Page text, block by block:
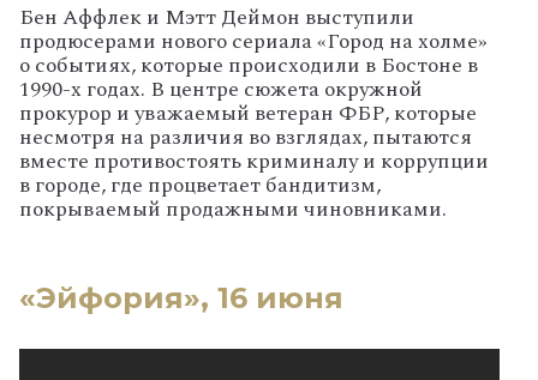
Бен Аффлек и Мэтт Деймон выступили
продюсерами нового сериала «Город на холме»
о событиях, которые происходили в Бостоне в
1990-х годах. В центре сюжета окружной
прокурор и уважаемый ветеран ФБР, которые
несмотря на различия во взглядах, пытаются
вместе противостоять криминалу и коррупции
в городе, где процветает бандитизм,
покрываемый продажными чиновниками.
«Эйфория», 16 июня